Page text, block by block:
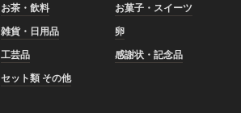
お茶・飲料
お菓子・スイーツ
雑貨・日用品
卵
工芸品
感謝状・記念品
セット類 その他